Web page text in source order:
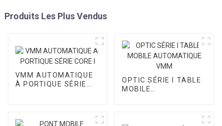
Produits Les Plus Vendus
VMM AUTOMATIQUE
À PORTIQUE SÉRIE
OPTIC SÉRIE I TABLE
MOBILE